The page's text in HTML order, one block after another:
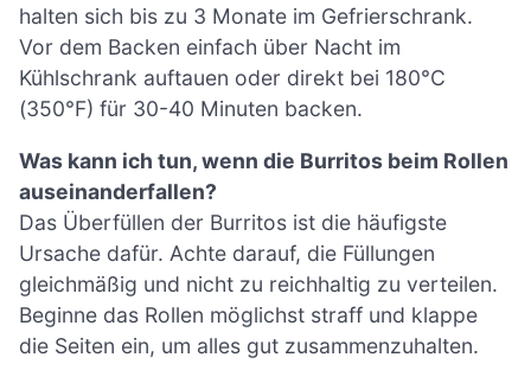
halten sich bis zu 3 Monate im Gefrierschrank.
Vor dem Backen einfach über Nacht im
Kühlschrank auftauen oder direkt bei 180°C
(350°F) für 30-40 Minuten backen.
Was kann ich tun, wenn die Burritos beim Rollen
auseinanderfallen?
Das Überfüllen der Burritos ist die häufigste
Ursache dafür. Achte darauf, die Füllungen
gleichmäßig und nicht zu reichhaltig zu verteilen.
Beginne das Rollen möglichst straff und klappe
die Seiten ein, um alles gut zusammenzuhalten.